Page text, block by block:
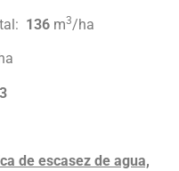
136 m3/ha
de escasez de agua,